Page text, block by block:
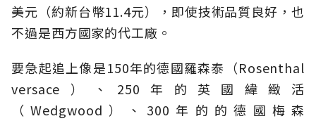
美元（約新台幣11.4元），即使技術品質良好，也
不過是西方國家的代工廠。
要急起追上像是150年的德國羅森泰（Rosenthal
versace）、250年的英國緯緻活
（Wedgwood）、300年的的德國梅森